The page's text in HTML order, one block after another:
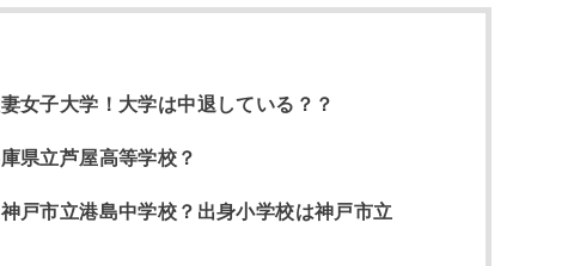
女子大学！大学は中退している？？
県立芦屋高等学校？
戸市立港島中学校？出身小学校は神戸市立